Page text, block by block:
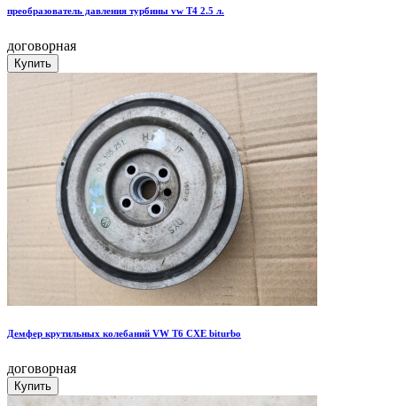
преобразователь давления турбины vw T4 2.5 л.
договорная
Демфер крутильных колебаний VW T6 CXE biturbo
договорная